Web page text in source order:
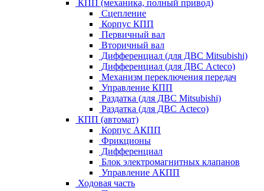
КПП (механика, полный привод)
Сцепление
Корпус КПП
Первичный вал
Вторичный вал
Дифференциал (для ДВС Mitsubishi)
Дифференциал (для ДВС Acteco)
Механизм переключения передач
Управление КПП
Раздатка (для ДВС Mitsubishi)
Раздатка (для ДВС Acteco)
КПП (автомат)
Корпус АКПП
Фрикционы
Дифференциал
Блок электромагнитных клапанов
Управление АКПП
Ходовая часть